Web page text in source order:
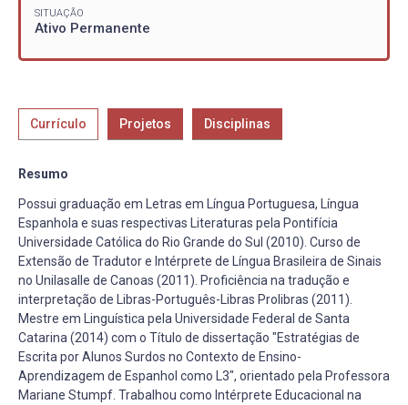
SITUAÇÃO
Ativo Permanente
Currículo Projetos Disciplinas
Resumo
Possui graduação em Letras em Língua Portuguesa, Língua
Espanhola e suas respectivas Literaturas pela Pontifícia
Universidade Católica do Rio Grande do Sul (2010). Curso de
Extensão de Tradutor e Intérprete de Língua Brasileira de Sinais
no Unilasalle de Canoas (2011). Proficiência na tradução e
interpretação de Libras-Português-Libras Prolibras (2011).
Mestre em Linguística pela Universidade Federal de Santa
Catarina (2014) com o Título de dissertação "Estratégias de
Escrita por Alunos Surdos no Contexto de Ensino-
Aprendizagem de Espanhol como L3", orientado pela Professora
Mariane Stumpf. Trabalhou como Intérprete Educacional na